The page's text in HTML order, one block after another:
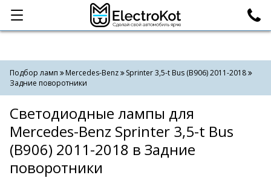
Категории Поиск
Подбор ламп Mercedes-Benz
Sprinter 3,5-t Bus (B906) 2011-2018
Задние поворотники
Светодиодные лампы для
Mercedes-Benz Sprinter 3,5-t Bus
(B906) 2011-2018 в Задние
поворотники